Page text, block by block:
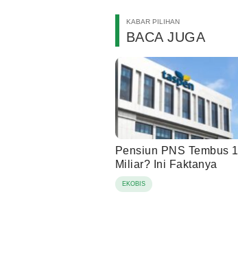
KABAR PILIHAN
BACA JUGA
Pensiun PNS Tembus 1
Miliar? Ini Faktanya
EKOBIS